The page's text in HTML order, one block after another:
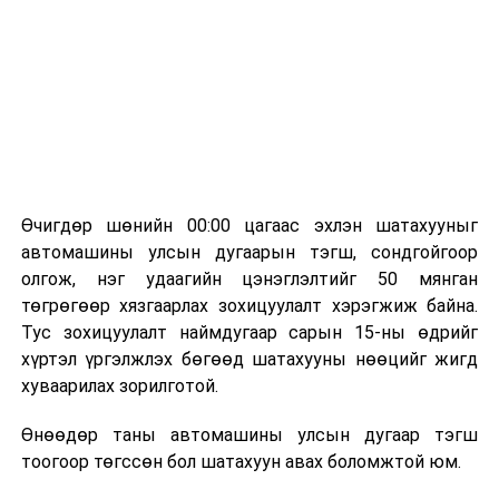
Нөөцийн махыг цахим системд бүртгэснээр мах
бэлтгэлийн явц, нөөцийн үлдэгдэл ил тод болно. Мөн
хөнгөлөлттэй зээлийг зориулалтын бусаар ашиглах
явдлыг таслан зогсоох, хүртээмжийг нэмэгдүүлэх,
өрсөлдөөнийг бий болгох боломжтой гэж үзжээ.
малчид системээр дамжуулан бүтээгдэхүүнээ
эцсийн хэрэглэгчид борлуулах боломж бүрдэх юм.
Өчигдөр шөнийн 00:00 цагаас эхлэн шатахууныг
автомашины улсын дугаарын тэгш, сондгойгоор
олгож, нэг удаагийн цэнэглэлтийг 50 мянган
төгрөгөөр хязгаарлах зохицуулалт хэрэгжиж байна.
Тус зохицуулалт наймдугаар сарын 15-ны өдрийг
хүртэл үргэлжлэх бөгөөд шатахууны нөөцийг жигд
хуваарилах зорилготой.
Өнөөдөр таны автомашины улсын дугаар тэгш
тоогоор төгссөн бол шатахуун авах боломжтой юм.